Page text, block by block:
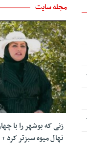
مجله سایت
زنی که بوشهر را با
نهال میوه سبزتر